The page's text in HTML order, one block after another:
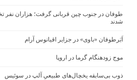
طوفان در جنوب چین قربانی گرفت؛ هزاران نفر
شدند
اَبَرطوفان «باوی» در جزایر اقیانوس آرام
موج زودهنگام گرما در اروپا
ذوب بی‌سابقه یخچال‌های طبیعیِ آلپ در سوئیس